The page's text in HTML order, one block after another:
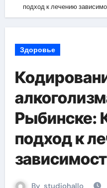
подход к лечению
Здоровье
Рыбинске:
подход к
By studiohallo_